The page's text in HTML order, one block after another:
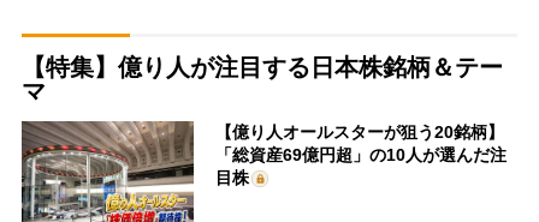
【特集】億り人が注目する日本株銘柄＆テー
マ
【億り人オールスターが狙う20銘柄】
「総資産69億円超」の10人が選んだ注
目株